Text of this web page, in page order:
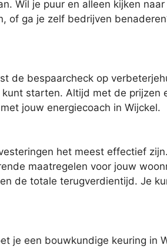
Wil je puur en alleen kijken
of ga je zelf bedrijven
de bespaarcheck op
starten. Altijd met de prijzen
jouw energiecoach in Wijckel.
het meest effectief
maatregelen voor jouw
de totale terugverdientijd. Je
je een bouwkundige keuring in